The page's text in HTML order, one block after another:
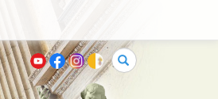
Buscar